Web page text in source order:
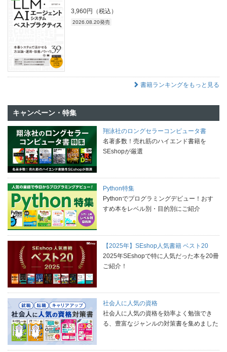
3,960円（税込）
2026.08.20発売
書籍ランキングをもっと見る
キャンペーン・特集
翔泳社のロングセラーコンピュータ書
名著多数！売れ筋のハイエンド書籍を
SEshopが厳選
Python特集
Pythonでプログラミングデビュー！おす
すめ本をレベル別・目的別にご紹介
【2025年】SEshop人気書籍 ベスト20
2025年SEshopで特に人気だった本を20冊
ご紹介！
社会人に人気の資格
社会人に人気の資格を効率よく勉強でき
る、豊富なジャンルの対策書を集めました